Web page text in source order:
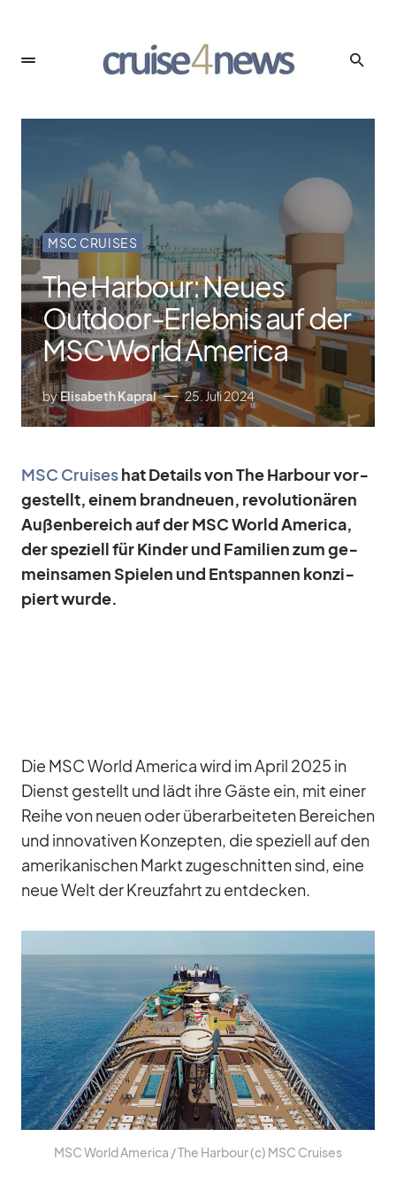
MSC CRUISES
The Harbour: Neues
Outdoor-Erlebnis auf der
MSC World America
by Elisabeth Kapral 25. Juli 2024
MSC Crui­seshat De­tails von The Har­bour vor­
ge­stellt, ei­nem brand­neuen, re­vo­lu­tio­nä­ren
Au­ßen­be­reich auf der MSC World Ame­rica,
der spe­zi­ell für Kin­der und Fa­mi­lien zum ge­
mein­sa­men Spie­len und Ent­span­nen kon­zi­
piert wurde.
Die MSC World Ame­rica wird im April 2025 in
Dienst ge­stellt und lädt ihre Gäste ein, mit ei­ner
Reihe von neuen oder über­ar­bei­te­ten Be­rei­chen
und in­no­va­ti­ven Kon­zep­ten, die spe­zi­ell auf den
ame­ri­ka­ni­schen Markt zu­ge­schnit­ten sind, eine
neue Welt der Kreuz­fahrt zu ent­de­cken.
MSC World Ame­rica /​ The Har­bour (c) MSC Crui­ses